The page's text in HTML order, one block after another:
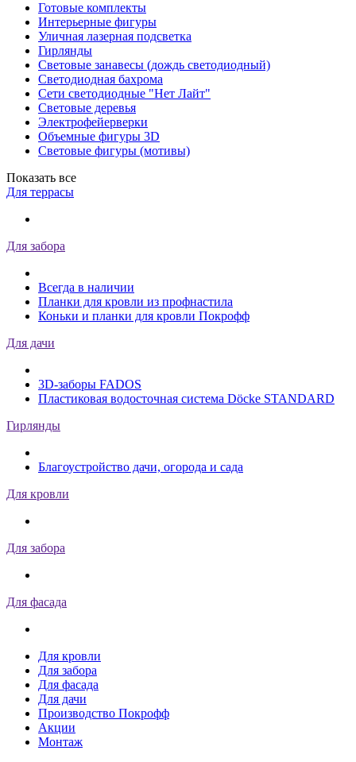
Готовые комплекты
Интерьерные фигуры
Уличная лазерная подсветка
Гирлянды
Световые занавесы (дождь светодиодный)
Светодиодная бахрома
Сети светодиодные "Нет Лайт"
Световые деревья
Электрофейерверки
Объемные фигуры 3D
Световые фигуры (мотивы)
Показать все
Для террасы
Для забора
Всегда в наличии
Планки для кровли из профнастила
Коньки и планки для кровли Покрофф
Для дачи
3D-заборы FADOS
Пластиковая водосточная система Döcke STANDARD
Гирлянды
Благоустройство дачи, огорода и сада
Для кровли
Для забора
Для фасада
Для кровли
Для забора
Для фасада
Для дачи
Производство Покрофф
Акции
Монтаж